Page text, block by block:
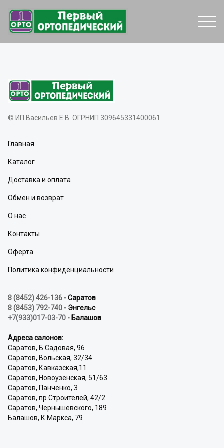
© ИП Васильев Е.В. ОГРНИП 309645331400061
Главная
Каталог
Доставка и оплата
Обмен и возврат
О нас
Контакты
Оферта
Политика конфиденциальности
8 (8452) 426-136 - Саратов
8 (8453) 792-740 - Энгельс
+7(933)017-03-70 - Балашов
Адреса салонов:
Саратов, Б.Садовая, 96
Саратов, Вольская, 32/34
Саратов, Кавказская,11
Саратов, Новоузенская, 51/63
Саратов, Панченко, 3
Саратов, пр.Строителей, 42/2
Саратов, Чернышевского, 189
Балашов, К.Маркса, 79